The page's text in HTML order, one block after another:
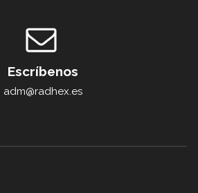
Escríbenos
adm@radhex.es